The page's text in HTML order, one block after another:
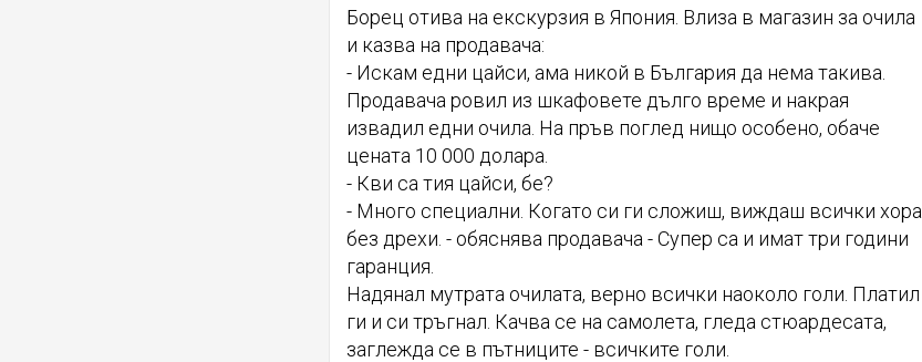
Борец отива на екскурзия в Япония. Влиза в магазин за очила
и казва на продавача:
- Искам едни цайси, ама никой в България да нема такива.
Продавача ровил из шкафовете дълго време и накрая
извадил едни очила. На пръв поглед нищо особено, обаче
цената 10 000 долара.
- Кви са тия цайси, бе?
- Много специални. Когато си ги сложиш, виждаш всички хора
без дрехи. - обяснява продавача - Супер са и имат три години
гаранция.
Надянал мутрата очилата, верно всички наоколо голи. Платил
ги и си тръгнал. Качва се на самолета, гледа стюардесата,
заглежда се в пътниците - всичките голи.